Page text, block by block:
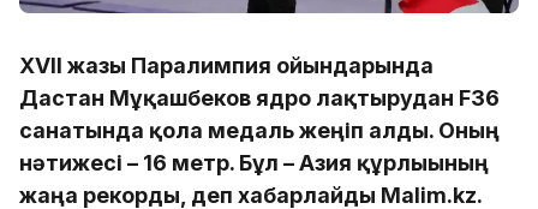
XVII жазғы Паралимпия ойындарында
Дастан Мұқашбеков ядро лақтырудан F36
санатында қола медаль жеңіп алды. Оның
нәтижесі – 16 метр. Бұл – Азия құрлығының
жаңа рекорды, деп хабарлайды Malim.kz.